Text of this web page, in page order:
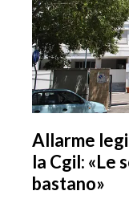
Allarme
la Cgil: «Le
bastano»